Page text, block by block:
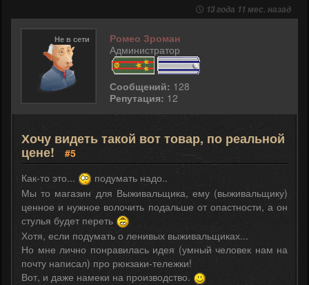
13 года 11 мес. назад
Не в сети
Ромео Зроман
Администратор
Сообщений: 128
Репутация: 12
Хочу видеть такой вот товар, по реальной
цене!
#5
Как-то это...
подумать надо..
Мы то магазин для Выживальщика, ему (выживальщику)
ценное и нужное волочить подальше от опастности, а он
стулья будет переть
Хотя, если подумать о ленивых выживальщиках...
Но мне лично понравилась идея (умный человек нам на
почту написал) про рюкзаки-тележки!
Вот, и даже намеки на производство.